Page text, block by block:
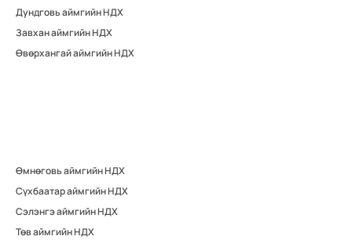
Дундговь аймгийн НДХ
Завхан аймгийн НДХ
Өвөрхангай аймгийн НДХ
Өмнөговь аймгийн НДХ
Сүхбаатар аймгийн НДХ
Сэлэнгэ аймгийн НДХ
Төв аймгийн НДХ